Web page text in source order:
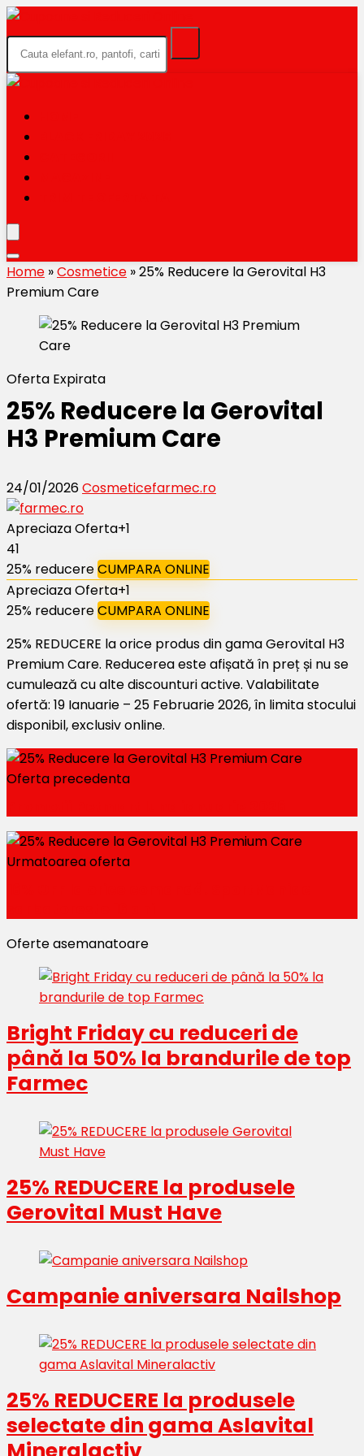
Home »Cosmetice »25% Reducere la Gerovital H3
Premium Care
Oferta Expirata
25% Reducere la Gerovital
H3 Premium Care
24/01/2026Cosmeticefarmec.ro
Apreciaza Oferta+1
41
25% reducereCUMPARA ONLINE
Apreciaza Oferta+1
25% reducereCUMPARA ONLINE
25% REDUCERE la orice produs din gama Gerovital H3
Premium Care. Reducerea este afișată în preț și nu se
cumulează cu alte discounturi active. Valabilitate
ofertă: 19 Ianuarie – 25 Februarie 2026, în limita stocului
disponibil, exclusiv online.
Oferta precedenta
Urmatoarea oferta
Oferte asemanatoare
Bright Friday cu reduceri de
până la 50% la brandurile de top
Farmec
25% REDUCERE la produsele
Gerovital Must Have
Campanie aniversara Nailshop
25% REDUCERE la produsele
selectate din gama Aslavital
Mineralactiv